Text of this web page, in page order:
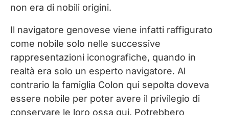
non era di nobili origini.
Il navigatore genovese viene infatti raffigurato
come nobile solo nelle successive
rappresentazioni iconografiche, quando in
realtà era solo un esperto navigatore. Al
contrario la famiglia Colon qui sepolta doveva
essere nobile per poter avere il privilegio di
conservare le loro ossa qui. Potrebbero